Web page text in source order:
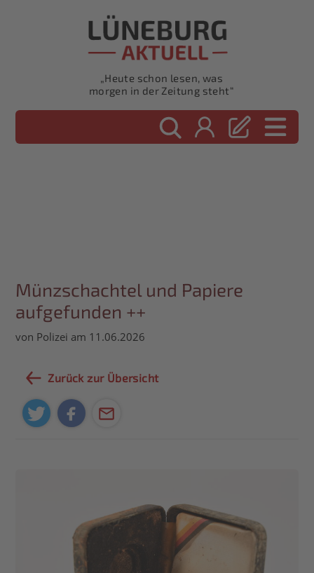
„Heute schon lesen, was
morgen in der Zeitung steht“
Münzschachtel und Papiere
aufgefunden ++
von Polizei am 11.06.2026
Zurück zur Übersicht